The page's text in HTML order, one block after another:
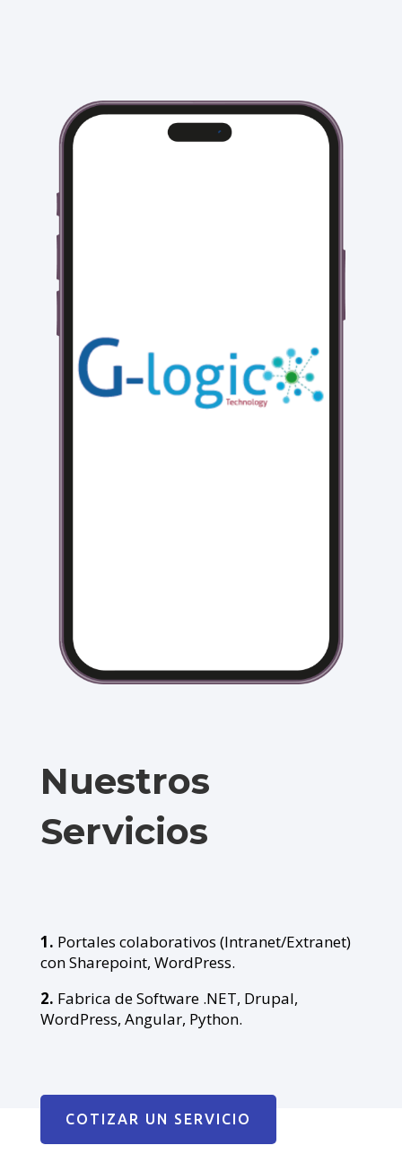
Nuestros
Servicios
1. Portales colaborativos (Intranet/Extranet)
con Sharepoint, WordPress.
2. Fabrica de Software .NET, Drupal,
WordPress, Angular, Python.
COTIZAR UN SERVICIO